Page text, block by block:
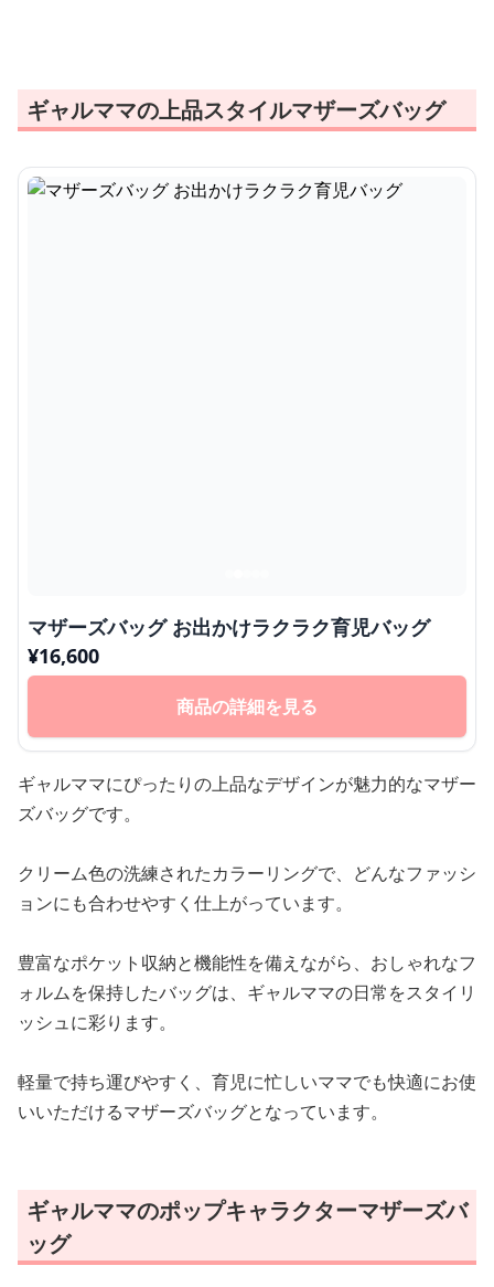
ギャルママの上品スタイルマザーズバッグ
マザーズバッグ お出かけラクラク育児バッグ
¥16,600
商品の詳細を見る
ギャルママにぴったりの上品なデザインが魅力的なマザー
ズバッグです。
クリーム色の洗練されたカラーリングで、どんなファッシ
ョンにも合わせやすく仕上がっています。
豊富なポケット収納と機能性を備えながら、おしゃれなフ
ォルムを保持したバッグは、ギャルママの日常をスタイリ
ッシュに彩ります。
軽量で持ち運びやすく、育児に忙しいママでも快適にお使
いいただけるマザーズバッグとなっています。
ギャルママのポップキャラクターマザーズバ
ッグ